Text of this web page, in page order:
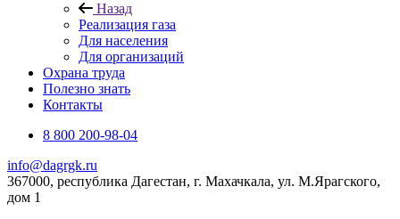
Назад
Реализация газа
Для населения
Для организаций
Охрана труда
Полезно знать
Контакты
8 800 200-98-04
info@dagrgk.ru
367000, республика Дагестан, г. Махачкала, ул. М.Ярагского,
дом 1